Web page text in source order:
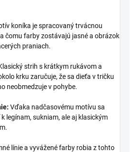
koníka je spracovaný trvácnou
čomu farby zostávajú jasné a obrázok
praniach.
strih s krátkym rukávom a
krku zaručuje, že sa dieťa v tričku
neobmedzuje v pohybe.
Vďaka nadčasovému motívu sa
legínam, sukniam, ale aj klasickým
línie a vyvážené farby robia z tohto